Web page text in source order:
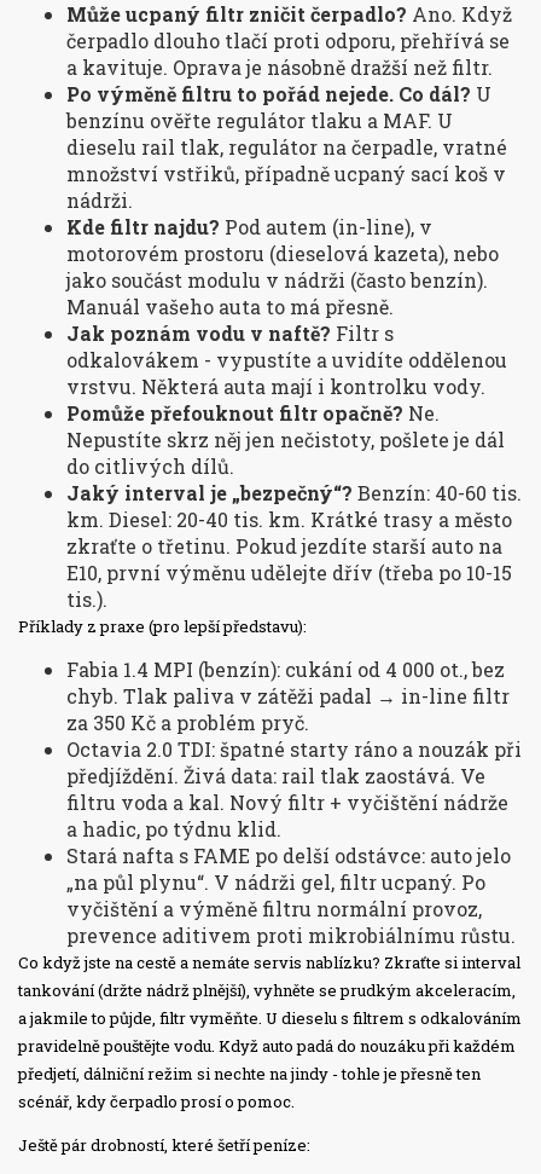
Může ucpaný filtr zničit čerpadlo? Ano. Když
čerpadlo dlouho tlačí proti odporu, přehřívá se
a kavituje. Oprava je násobně dražší než filtr.
Po výměně filtru to pořád nejede. Co dál? U
benzínu ověřte regulátor tlaku a MAF. U
dieselu rail tlak, regulátor na čerpadle, vratné
množství vstřiků, případně ucpaný sací koš v
nádrži.
Kde filtr najdu? Pod autem (in-line), v
motorovém prostoru (dieselová kazeta), nebo
jako součást modulu v nádrži (často benzín).
Manuál vašeho auta to má přesně.
Jak poznám vodu v naftě? Filtr s
odkalovákem - vypustíte a uvidíte oddělenou
vrstvu. Některá auta mají i kontrolku vody.
Pomůže přefouknout filtr opačně? Ne.
Nepustíte skrz něj jen nečistoty, pošlete je dál
do citlivých dílů.
Jaký interval je „bezpečný“? Benzín: 40-60 tis.
km. Diesel: 20-40 tis. km. Krátké trasy a město
zkraťte o třetinu. Pokud jezdíte starší auto na
E10, první výměnu udělejte dřív (třeba po 10-15
tis.).
Příklady z praxe (pro lepší představu):
Fabia 1.4 MPI (benzín): cukání od 4 000 ot., bez
chyb. Tlak paliva v zátěži padal → in-line filtr
za 350 Kč a problém pryč.
Octavia 2.0 TDI: špatné starty ráno a nouzák při
předjíždění. Živá data: rail tlak zaostává. Ve
filtru voda a kal. Nový filtr + vyčištění nádrže
a hadic, po týdnu klid.
Stará nafta s FAME po delší odstávce: auto jelo
„na půl plynu“. V nádrži gel, filtr ucpaný. Po
vyčištění a výměně filtru normální provoz,
prevence aditivem proti mikrobiálnímu růstu.
Co když jste na cestě a nemáte servis nablízku? Zkraťte si interval
tankování (držte nádrž plnější), vyhněte se prudkým akceleracím,
a jakmile to půjde, filtr vyměňte. U dieselu s filtrem s odkalováním
pravidelně pouštějte vodu. Když auto padá do nouzáku při každém
předjetí, dálniční režim si nechte na jindy - tohle je přesně ten
scénář, kdy čerpadlo prosí o pomoc.
Ještě pár drobností, které šetří peníze: